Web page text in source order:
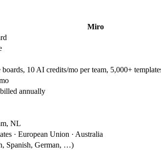
Miro
boards, 10 AI credits/mo per team, 5,000+
annually
NL
· European Union · Australia
Spanish, German, …)